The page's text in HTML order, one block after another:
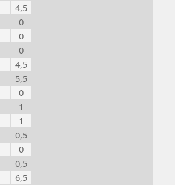
4,5
0
0
0
4,5
5,5
0
1
1
0,5
0
0,5
6,5